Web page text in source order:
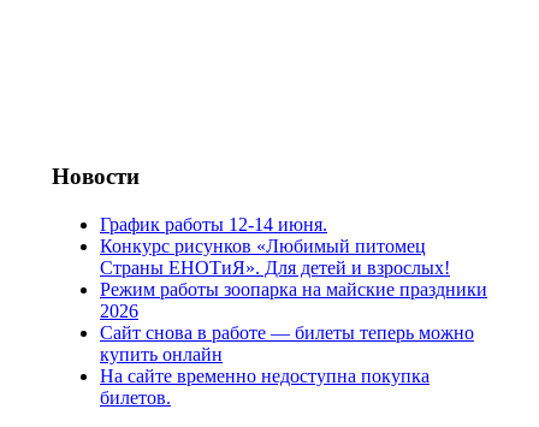
Новости
График работы 12-14 июня.
Конкурс рисунков «Любимый питомец
Страны ЕНОТиЯ». Для детей и взрослых!
Режим работы зоопарка на майские праздники
2026
Сайт снова в работе — билеты теперь можно
купить онлайн
На сайте временно недоступна покупка
билетов.